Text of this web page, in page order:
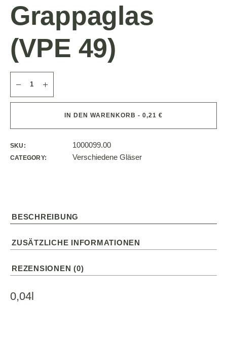
Grappaglas
(VPE 49)
IN DEN WARENKORB - 0,21 €
SKU: 1000099.00
CATEGORY: Verschiedene Gläser
BESCHREIBUNG
ZUSÄTZLICHE INFORMATIONEN
REZENSIONEN (0)
0,04l